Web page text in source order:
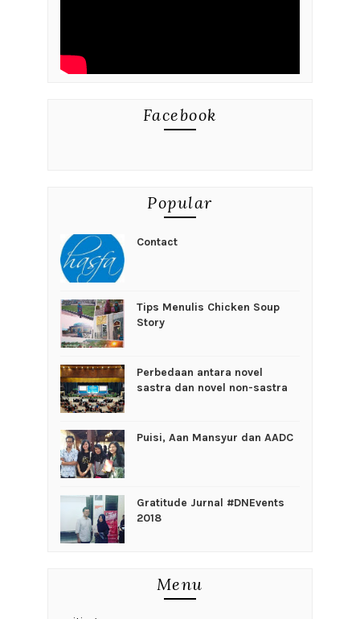
Facebook
Popular
Contact
Tips Menulis Chicken Soup
Story
Perbedaan antara novel
sastra dan novel non-sastra
Puisi, Aan Mansyur dan AADC
Gratitude Jurnal #DNEvents
2018
Menu